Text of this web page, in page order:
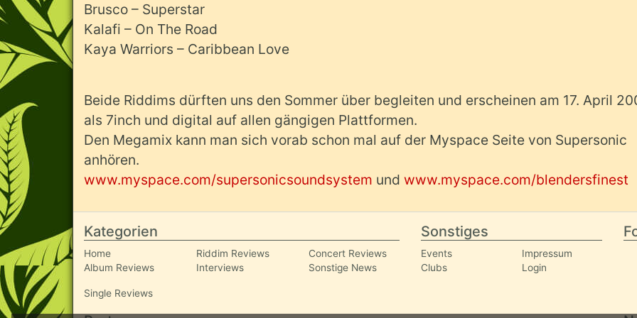
Brusco – Superstar
Kalafi – On The Road
Kaya Warriors – Caribbean Love
Beide Riddims dürften uns den Sommer über begleiten und erscheinen am 17. April
als 7inch und digital auf allen gängigen Plattformen.
Den Megamix kann man sich vorab schon mal auf der Myspace Seite von Supersonic
anhören.
www.myspace.com/supersonicsoundsystem und www.myspace.com/blendersfinest
Kategorien
Home
Album Reviews
Riddim Reviews
Interviews
Concert Reviews
Sonstige News
Single Reviews
Sonstiges
Events
Clubs
Impressum
Login